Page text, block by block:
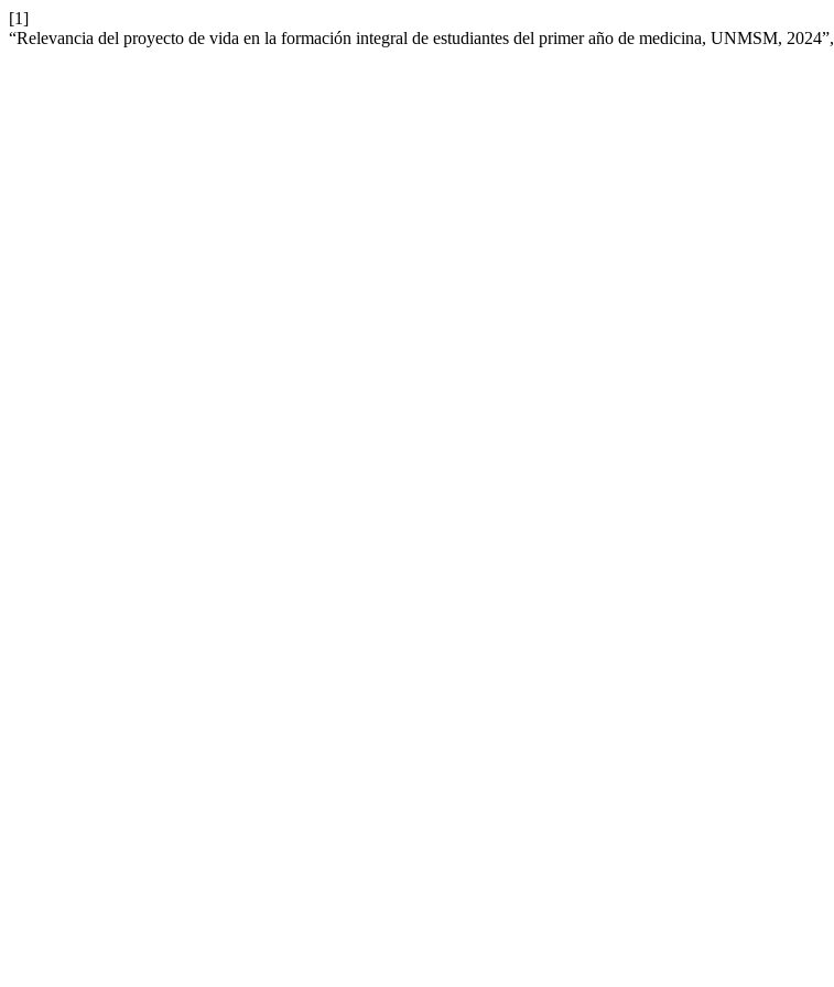
[1]
“Relevancia del proyecto de vida en la formación integral de estudiantes del primer año de medicina, UNMSM, 2024”,